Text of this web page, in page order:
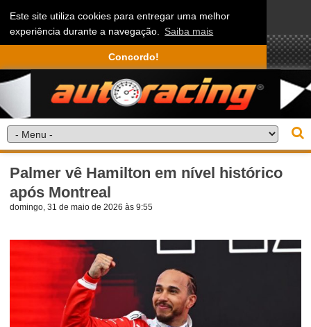
Este site utiliza cookies para entregar uma melhor
experiência durante a navegação. Saiba mais
Concordo!
Palmer vê Hamilton em nível histórico
após Montreal
domingo, 31 de maio de 2026 às 9:55